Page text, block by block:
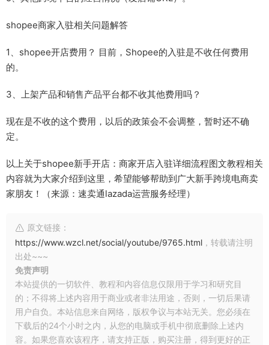
shopee商家入驻相关问题解答
1、shopee开店费用？ 目前，Shopee的入驻是不收任何费用
的。
3、上架产品和销售产品平台都不收其他费用吗？
现在是不收的这个费用，以后的政策会不会调整，暂时还不确
定。
以上关于shopee新手开店：商家开店入驻详细流程图文教程相关
内容就为大家介绍到这里，希望能够帮助到广大新手跨境电商卖
家朋友！（来源：速卖通lazada运营服务经理）
原文链接：
https://www.wzcl.net/social/youtube/9765.html ，转载请注明
出处~~~
免责声明
本站提供的一切软件、教程和内容信息仅限用于学习和研究目
的；不得将上述内容用于商业或者非法用途，否则，一切后果请
用户自负。本站信息来自网络，版权争议与本站无关。您必须在
下载后的24个小时之内，从您的电脑或手机中彻底删除上述内
容。如果您喜欢该程序，请支持正版，购买注册，得到更好的正